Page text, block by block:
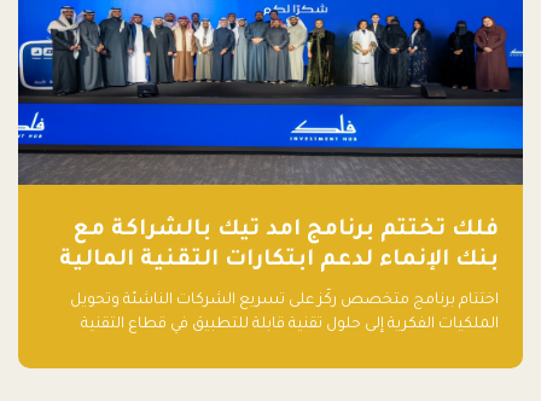
فلك تختتم برنامج امد تيك بالشراكة مع
بنك الإنماء لدعم ابتكارات التقنية المالية
اختتام برنامج متخصص ركّز على تسريع الشركات الناشئة وتحويل
الملكيات الفكرية إلى حلول تقنية قابلة للتطبيق في قطاع التقنية